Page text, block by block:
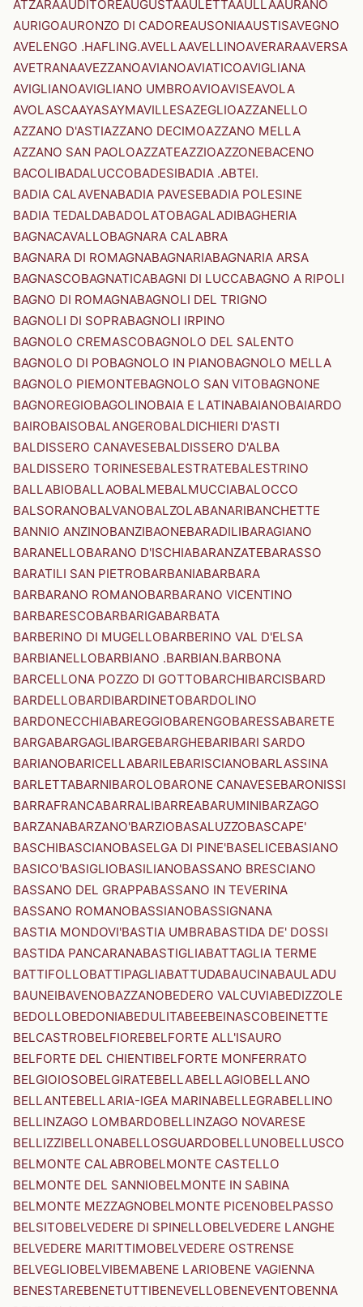
ATZARAAUDITOREAUGUSTAAULETTAAULLAAURANO
AURIGOAURONZO DI CADOREAUSONIAAUSTISAVEGNO
AVELENGO .HAFLING.AVELLAAVELLINOAVERARAAVERSA
AVETRANAAVEZZANOAVIANOAVIATICOAVIGLIANA
AVIGLIANOAVIGLIANO UMBROAVIOAVISEAVOLA
AVOLASCAAYASAYMAVILLESAZEGLIOAZZANELLO
AZZANO D'ASTIAZZANO DECIMOAZZANO MELLA
AZZANO SAN PAOLOAZZATEAZZIOAZZONEBACENO
BACOLIBADALUCCOBADESIBADIA .ABTEI.
BADIA CALAVENABADIA PAVESEBADIA POLESINE
BADIA TEDALDABADOLATOBAGALADIBAGHERIA
BAGNACAVALLOBAGNARA CALABRA
BAGNARA DI ROMAGNABAGNARIABAGNARIA ARSA
BAGNASCOBAGNATICABAGNI DI LUCCABAGNO A RIPOLI
BAGNO DI ROMAGNABAGNOLI DEL TRIGNO
BAGNOLI DI SOPRABAGNOLI IRPINO
BAGNOLO CREMASCOBAGNOLO DEL SALENTO
BAGNOLO DI POBAGNOLO IN PIANOBAGNOLO MELLA
BAGNOLO PIEMONTEBAGNOLO SAN VITOBAGNONE
BAGNOREGIOBAGOLINOBAIA E LATINABAIANOBAIARDO
BAIROBAISOBALANGEROBALDICHIERI D'ASTI
BALDISSERO CANAVESEBALDISSERO D'ALBA
BALDISSERO TORINESEBALESTRATEBALESTRINO
BALLABIOBALLAOBALMEBALMUCCIABALOCCO
BALSORANOBALVANOBALZOLABANARIBANCHETTE
BANNIO ANZINOBANZIBAONEBARADILIBARAGIANO
BARANELLOBARANO D'ISCHIABARANZATEBARASSO
BARATILI SAN PIETROBARBANIABARBARA
BARBARANO ROMANOBARBARANO VICENTINO
BARBARESCOBARBARIGABARBATA
BARBERINO DI MUGELLOBARBERINO VAL D'ELSA
BARBIANELLOBARBIANO .BARBIAN.BARBONA
BARCELLONA POZZO DI GOTTOBARCHIBARCISBARD
BARDELLOBARDIBARDINETOBARDOLINO
BARDONECCHIABAREGGIOBARENGOBARESSABARETE
BARGABARGAGLIBARGEBARGHEBARIBARI SARDO
BARIANOBARICELLABARILEBARISCIANOBARLASSINA
BARLETTABARNIBAROLOBARONE CANAVESEBARONISSI
BARRAFRANCABARRALIBARREABARUMINIBARZAGO
BARZANABARZANO'BARZIOBASALUZZOBASCAPE'
BASCHIBASCIANOBASELGA DI PINE'BASELICEBASIANO
BASICO'BASIGLIOBASILIANOBASSANO BRESCIANO
BASSANO DEL GRAPPABASSANO IN TEVERINA
BASSANO ROMANOBASSIANOBASSIGNANA
BASTIA MONDOVI'BASTIA UMBRABASTIDA DE' DOSSI
BASTIDA PANCARANABASTIGLIABATTAGLIA TERME
BATTIFOLLOBATTIPAGLIABATTUDABAUCINABAULADU
BAUNEIBAVENOBAZZANOBEDERO VALCUVIABEDIZZOLE
BEDOLLOBEDONIABEDULITABEEBEINASCOBEINETTE
BELCASTROBELFIOREBELFORTE ALL'ISAURO
BELFORTE DEL CHIENTIBELFORTE MONFERRATO
BELGIOIOSOBELGIRATEBELLABELLAGIOBELLANO
BELLANTEBELLARIA-IGEA MARINABELLEGRABELLINO
BELLINZAGO LOMBARDOBELLINZAGO NOVARESE
BELLIZZIBELLONABELLOSGUARDOBELLUNOBELLUSCO
BELMONTE CALABROBELMONTE CASTELLO
BELMONTE DEL SANNIOBELMONTE IN SABINA
BELMONTE MEZZAGNOBELMONTE PICENOBELPASSO
BELSITOBELVEDERE DI SPINELLOBELVEDERE LANGHE
BELVEDERE MARITTIMOBELVEDERE OSTRENSE
BELVEGLIOBELVIBEMABENE LARIOBENE VAGIENNA
BENESTAREBENETUTTIBENEVELLOBENEVENTOBENNA